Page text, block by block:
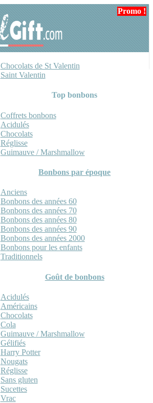
Chocolats de St Valentin
Saint Valentin
Top bonbons
Coffrets bonbons
Acidulés
Chocolats
Réglisse
Guimauve / Marshmallow
Bonbons par époque
Anciens
Bonbons des années 60
Bonbons des années 70
Bonbons des années 80
Bonbons des années 90
Bonbons des années 2000
Bonbons pour les enfants
Traditionnels
Goût de bonbons
Acidulés
Américains
Chocolats
Cola
Guimauve / Marshmallow
Gélifiés
Harry Potter
Nougats
Réglisse
Sans gluten
Sucettes
Vrac
Promo !